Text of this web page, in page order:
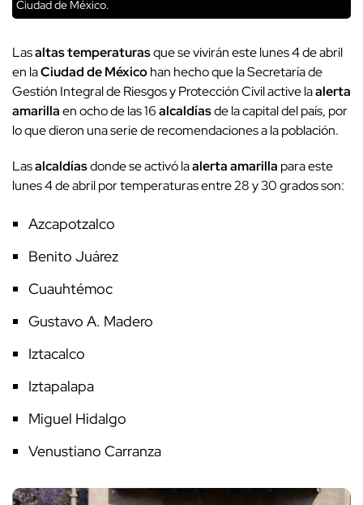
Ciudad de México.
Lasaltas temperaturasque se vivirán este lunes 4 de abril
en laCiudad de Méxicohan hecho que la Secretaría de
Gestión Integral de Riesgos y Protección Civil active laalerta
amarillaen ocho de las 16alcaldíasde la capital del país, por
lo que dieron una serie de recomendaciones a la población.
Lasalcaldíasdonde se activó laalerta amarilla para este
lunes 4 de abril por temperaturas entre 28 y 30 grados son:
Azcapotzalco
Benito Juárez
Cuauhtémoc
Gustavo A. Madero
Iztacalco
Iztapalapa
Miguel Hidalgo
Venustiano Carranza